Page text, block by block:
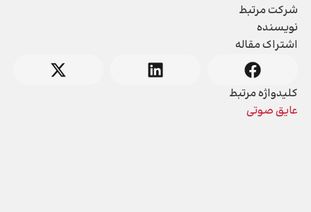
شرکت مرتبط
نویسنده
اشتراک مقاله
کلیدواژه مرتبط
عایق صوتی